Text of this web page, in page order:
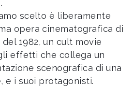
scelto è liberamente
opera cinematografica di
del 1982, un cult movie
effetti che collega un
scenografica di una
e i suoi protagonisti.